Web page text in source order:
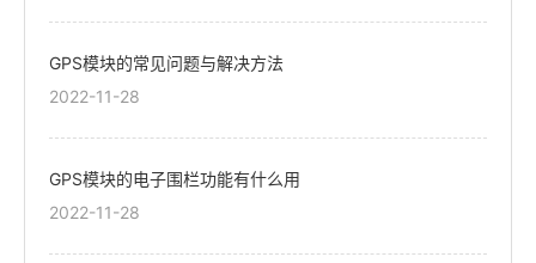
GPS模块的常见问题与解决方法
2022-11-28
GPS模块的电子围栏功能有什么用
2022-11-28